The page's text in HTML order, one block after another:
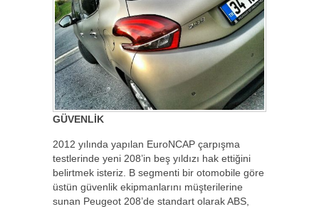
GÜVENLİK
2012 yılında yapılan EuroNCAP çarpışma
testlerinde yeni 208’in beş yıldızı hak ettiğini
belirtmek isteriz. B segmenti bir otomobile göre
üstün güvenlik ekipmanlarını müşterilerine
sunan Peugeot 208’de standart olarak ABS,